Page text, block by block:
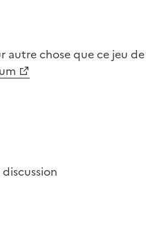
autre chose quece jeu de